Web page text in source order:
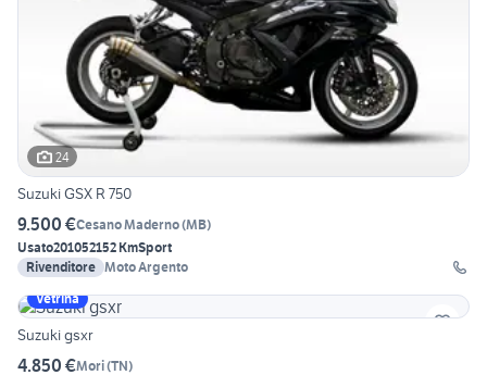
24
Suzuki GSX R 750
9.500 €Cesano Maderno(MB)
Usato201052152 KmSport
Rivenditore Moto Argento
Vetrina
Suzuki gsxr
4.850 €Mori(TN)